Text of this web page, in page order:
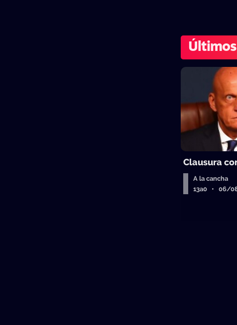
Clausura
A la cancha
13a0 • 06/